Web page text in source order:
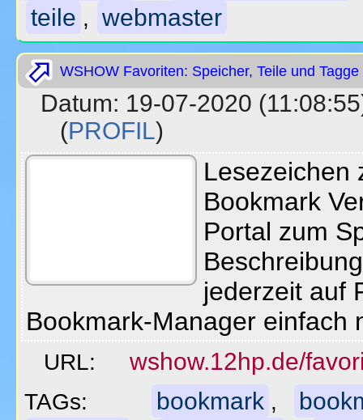
teile , webmaster
WSHOW Favoriten: Speicher, Teile und
Datum: 19-07-2020
(PROFIL)
Lesezeichen
Bookmark
Portal zum
jederzeit auf
Bookmark-Manager einfach
URL: wshow.12hp.de/
TAGs: bookmark ,